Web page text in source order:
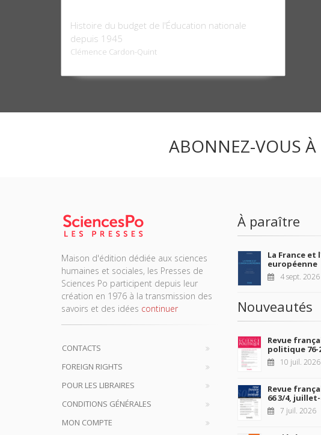
Histoire du budget de l'Éducation nationale
depuis 1945
Clémence Cardon-Quint
ABONNEZ-VOUS À
Maison d'édition dédiée aux sciences
humaines et sociales, les Presses de
Sciences Po participent depuis leur
création en 1976 à la transmission des
savoirs et des idées continuer
CONTACTS
FOREIGN RIGHTS
POUR LES LIBRAIRES
CONDITIONS GÉNÉRALES
MON COMPTE
À paraître
La France et
européenne
4 sept. 2026
Nouveautés
Revue
politique 76-
10 juil. 2026
Revue
66 3/4,
7 juil. 2026